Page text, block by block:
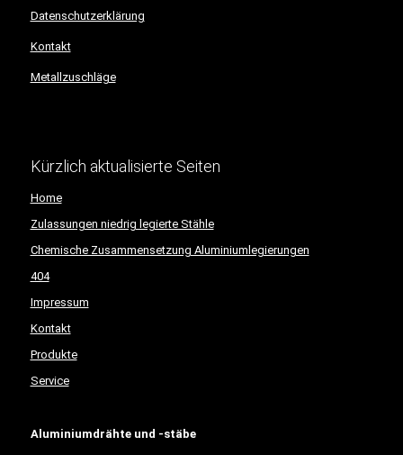
Datenschutzerklärung
Kontakt
Metallzuschläge
Kürzlich aktualisierte Seiten
Home
Zulassungen niedrig legierte Stähle
Chemische Zusammensetzung Aluminiumlegierungen
404
Impressum
Kontakt
Produkte
Service
Aluminiumdrähte und -stäbe